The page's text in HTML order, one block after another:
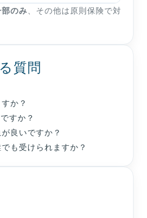
のみ、その他は原則保険で対
質問
か？
すか？
良いですか？
も受けられますか？